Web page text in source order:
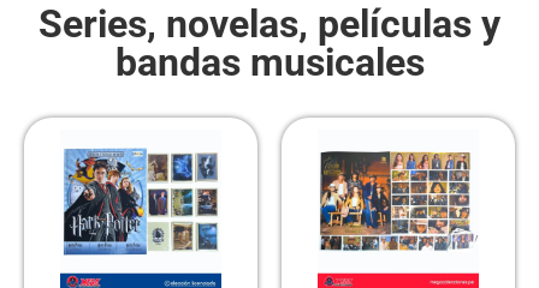
Series, novelas, películas y
bandas musicales